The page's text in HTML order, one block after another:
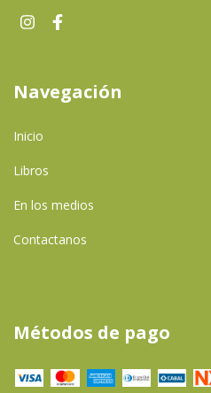
Navegación
Inicio
Libros
En los medios
Contactanos
Métodos de pago